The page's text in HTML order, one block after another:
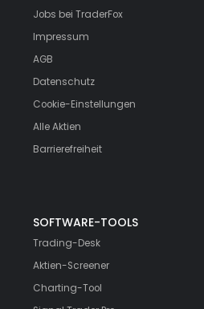
Jobs bei TraderFox
Impressum
AGB
Datenschutz
Cookie-Einstellungen
Alle Aktien
Barrierefreiheit
SOFTWARE-TOOLS
Trading-Desk
Aktien-Screener
Charting-Tool